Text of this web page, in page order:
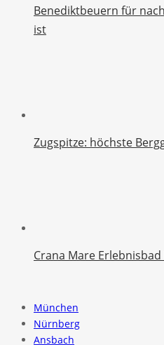
Benediktbeuern für
ist
Zugspitze: höchste
Crana Mare
München
Nürnberg
Ansbach